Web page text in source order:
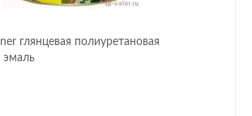
глянцевая полиуретановая
эмаль